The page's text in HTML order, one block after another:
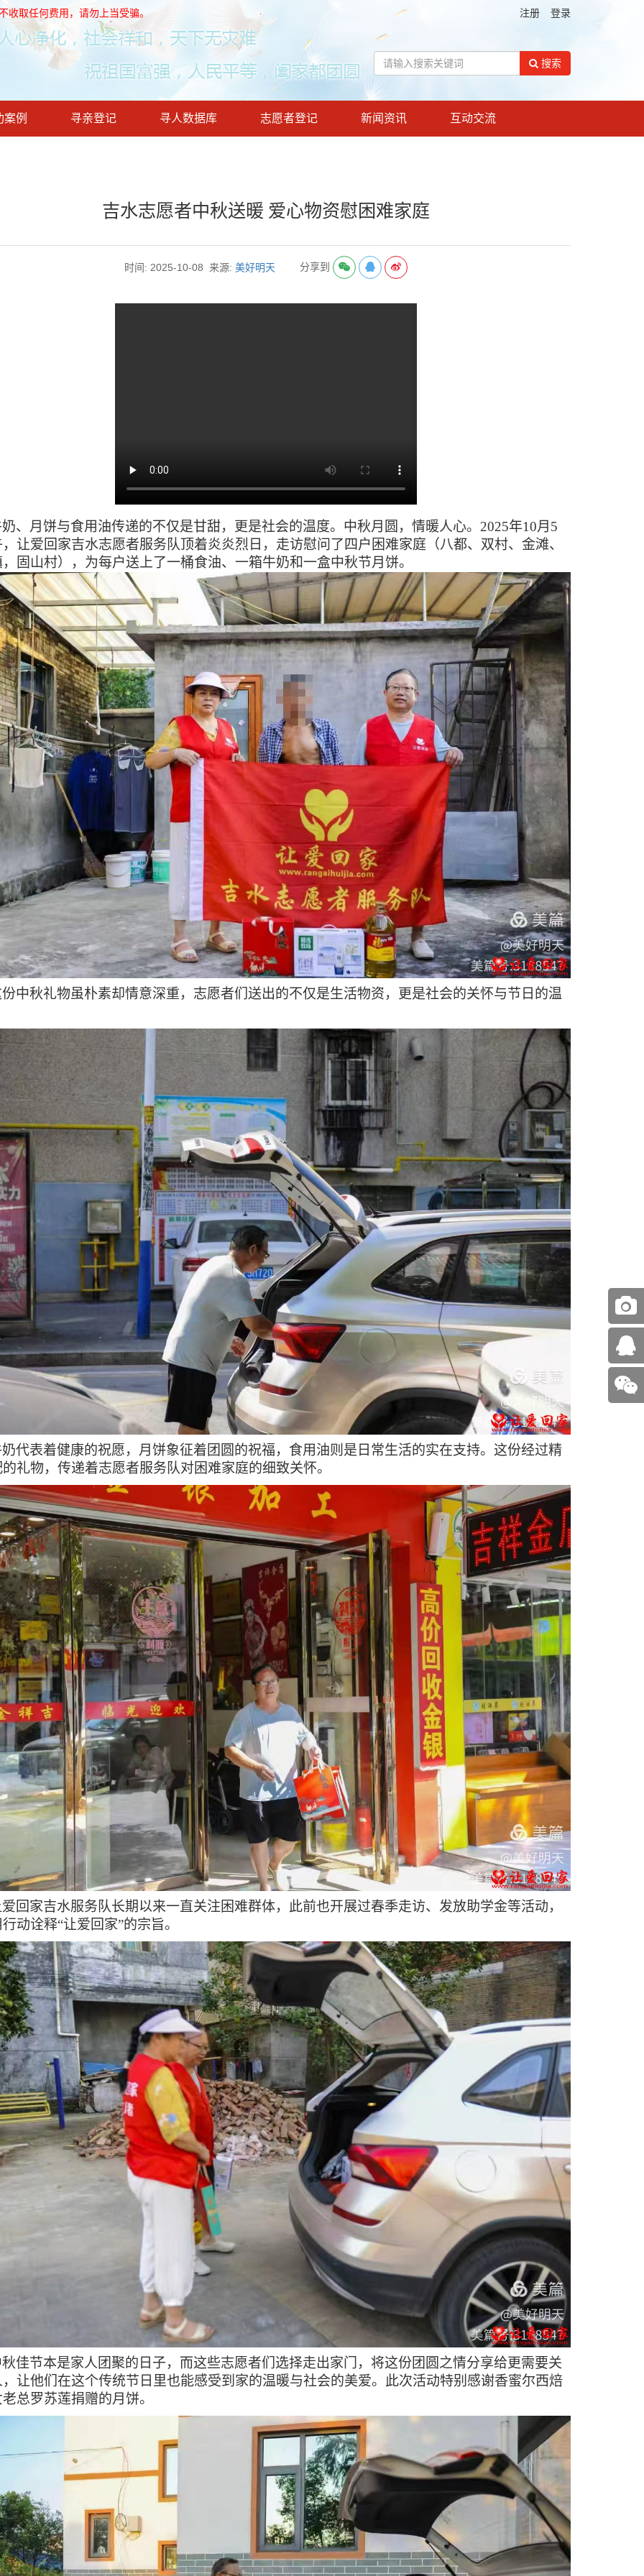
取任何费用，请勿上当受骗。 注册 登录
搜索
案例 寻亲登记 寻人数据库 志愿者登记 新闻资讯 互动交流
吉水志愿者中秋送暖 爱心物资慰困难家庭
时间: 2025-10-08 来源:美好明天 分享到
、月饼与食用油传递的不仅是甘甜，更是社会的温度。 中秋月圆，情暖人心。 2025年10月5
让爱回家吉水志愿者服务队顶着炎炎烈日，走访慰问了四户困难家庭（八都、双村、金滩、
固山村），为每户送上了一桶食油、一箱牛奶和一盒中秋节月饼。
中秋礼物虽朴素却情意深重，志愿者们送出的不仅是生活物资，更是社会的关怀与节日的温
代表着健康的祝愿，月饼象征着团圆的祝福，食用油则是日常生活的实在支持。这份经过精
礼物，传递着志愿者服务队对困难家庭的细致关怀。
回家吉水服务队长期以来一直关注困难群体，此前也开展过春季走访、发放助学金等活动，
动诠释“让爱回家”的宗旨。
佳节本是家人团聚的日子，而这些志愿者们选择走出家门，将这份团圆之情分享给更需要关
让他们在这个传统节日里也能感受到家的温暖与社会的美爱。此次活动特别感谢香蜜尔西焙
总罗苏莲捐赠的月饼。